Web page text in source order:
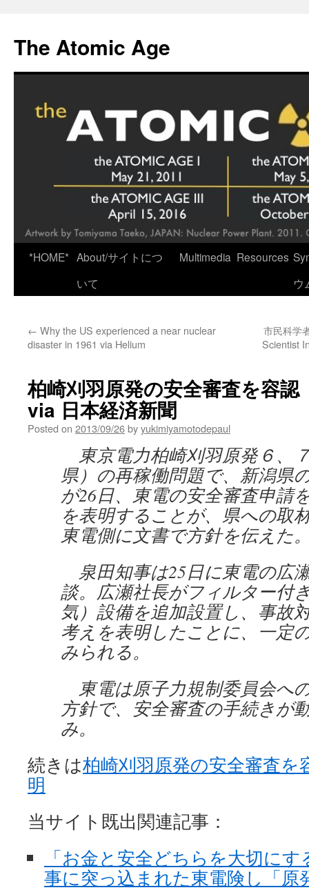
content
The Atomic Age
*HOME* About/サイトにつ
いて
Multimedia Resources
ウ
← Why the US experienced a near nuclear
disaster in 1961 via Helium
市民科学
Scientist
柏崎刈羽原発の安全審査を容
via 日本経済新聞
Posted on 2013/09/26byyukimiyamotodepaul
東京電力柏崎刈羽原発６、
県）の再稼働問題で、新潟県
が26日、東電の安全審査申請
を表明することが、県への取
東電側に文書で方針を伝えた
泉田知事は25日に東電の広
談。広瀬社長がフィルター付
気）設備を追加設置し、事故
考えを表明したことに、一定
みられる。
東電は原子力規制委員会へ
方針で、安全審査の手続きが
み。
続きは柏崎刈羽原発の安全審査
明
当サイト既出関連記事：
「お金と安全どちらを大切に
事に突っ込まれた東電険し「原